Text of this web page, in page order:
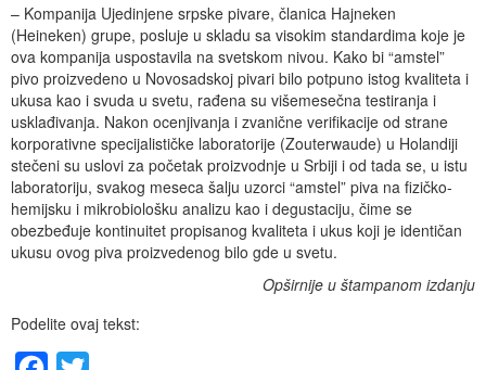
– Kompanija Ujedinjene srpske pivare, članica Hajneken
(Heineken) grupe, posluje u skladu sa visokim standardima koje je
ova kompanija uspostavila na svetskom nivou. Kako bi “amstel”
pivo proizvedeno u Novosadskoj pivari bilo potpuno istog kvaliteta i
ukusa kao i svuda u svetu, rađena su višemesečna testiranja i
usklađivanja. Nakon ocenjivanja i zvanične verifikacije od strane
korporativne specijalističke laboratorije (Zouterwaude) u Holandiji
stečeni su uslovi za početak proizvodnje u Srbiji i od tada se, u istu
laboratoriju, svakog meseca šalju uzorci “amstel” piva na fizičko-
hemijsku i mikrobiološku analizu kao i degustaciju, čime se
obezbeđuje kontinuitet propisanog kvaliteta i ukus koji je identičan
ukusu ovog piva proizvedenog bilo gde u svetu.
Opširnije u štampanom izdanju
Podelite ovaj tekst: